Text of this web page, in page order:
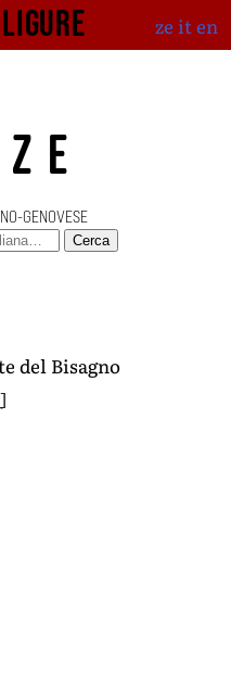
ligure ze iten
GENOVESE
Cerca
del Bisagno